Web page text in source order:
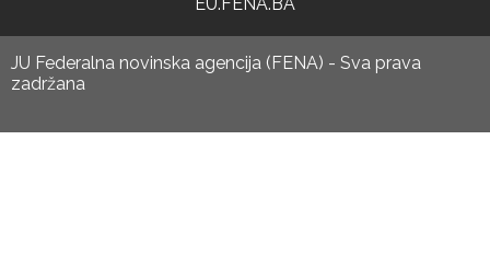
JU Federalna novinska agencija (FENA) - Sva prava
zadržana